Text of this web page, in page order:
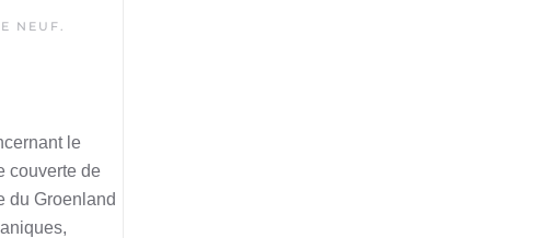
NEUF.
le
couverte de
du Groenland